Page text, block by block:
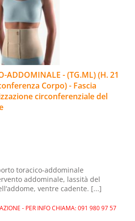
ADDOMINALE - (TG.ML) (H. 21
Corpo) - Fascia
circonferenziale del
toracico-addominale
addominale, lassità del
ventre cadente. [...]
- PER INFO CHIAMA: 091 980 97 57